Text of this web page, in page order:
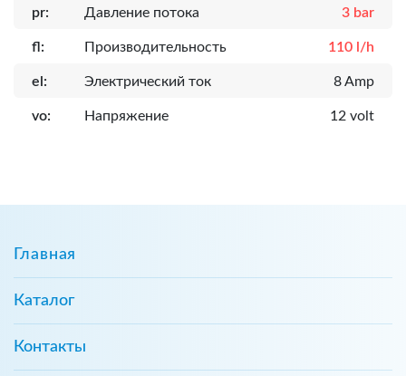
pr: Давление потока 3 bar
fl: Производительность 110 l/h
el: Электрический ток 8 Amp
vo: Напряжение 12 volt
Главная
Каталог
Контакты